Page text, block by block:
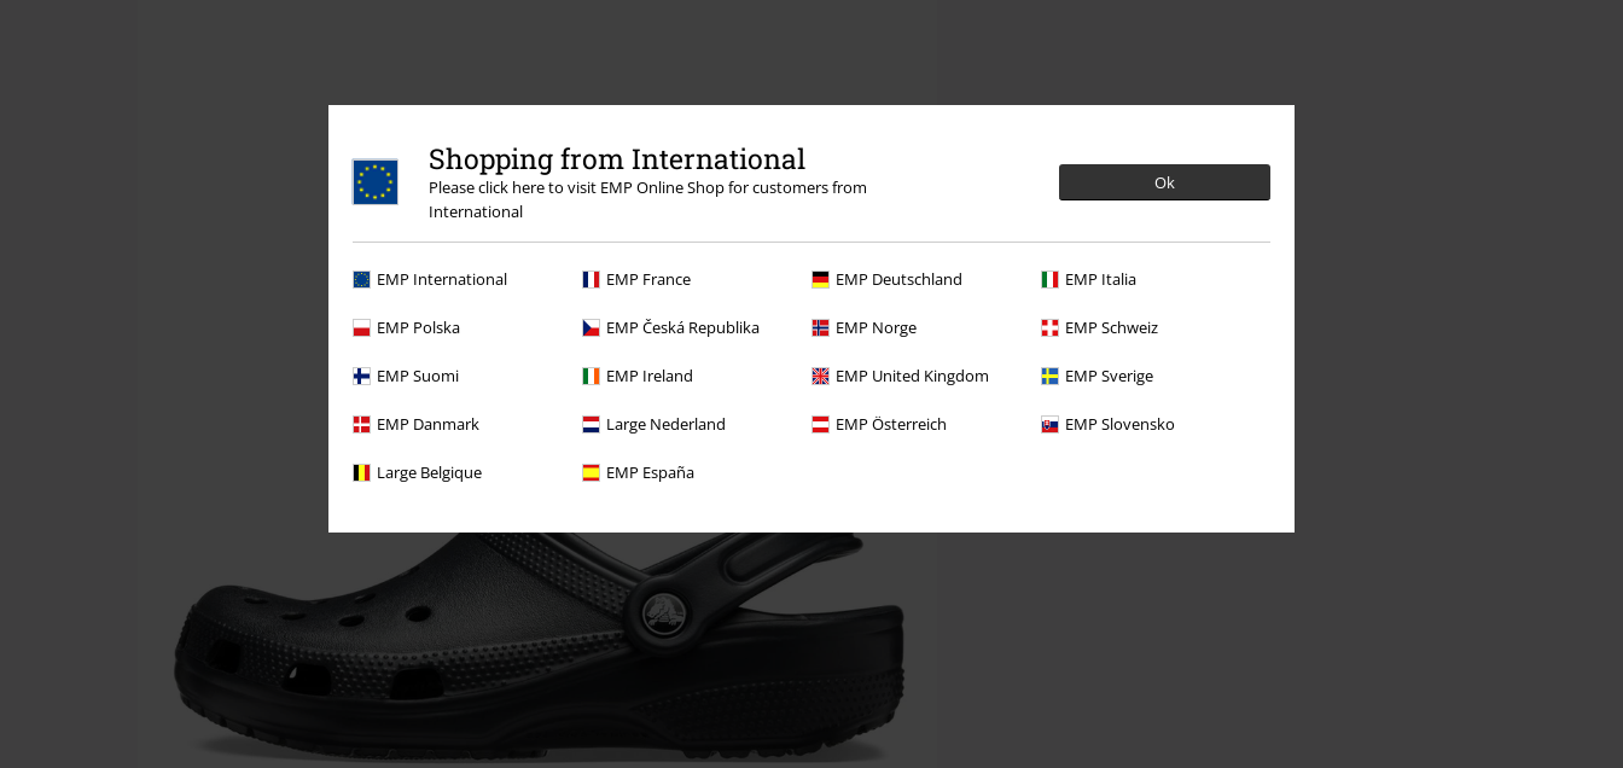
Shopping from International
Please click here to visit EMP Online Shop for customers from
International
Ok
EMP International EMP France EMP Deutschland EMP Italia
EMP Polska EMP Česká Republika EMP Norge EMP Schweiz
EMP Suomi EMP Ireland EMP United Kingdom EMP Sverige
EMP Danmark Large Nederland EMP Österreich EMP Slovensko
Large Belgique EMP España